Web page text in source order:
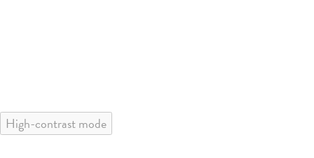
High-contrast mode